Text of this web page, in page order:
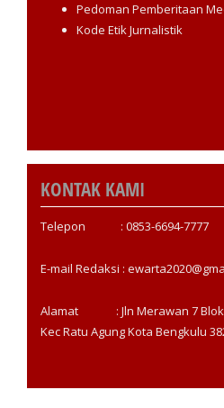
Pedoman Pemberitaan
Kode Etik Jurnalistik
KONTAK KAMI
Telepon : 0853-6694-7777
E-mail Redaksi :
Alamat : Jln Merawan 7 Blok
Kec Ratu Agung Kota Bengkulu